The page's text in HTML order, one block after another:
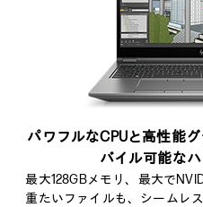
パワフルなCPUと高性能
バイル可能な
最大128GBメモリ、最大で
重たいファイルも、シームレ